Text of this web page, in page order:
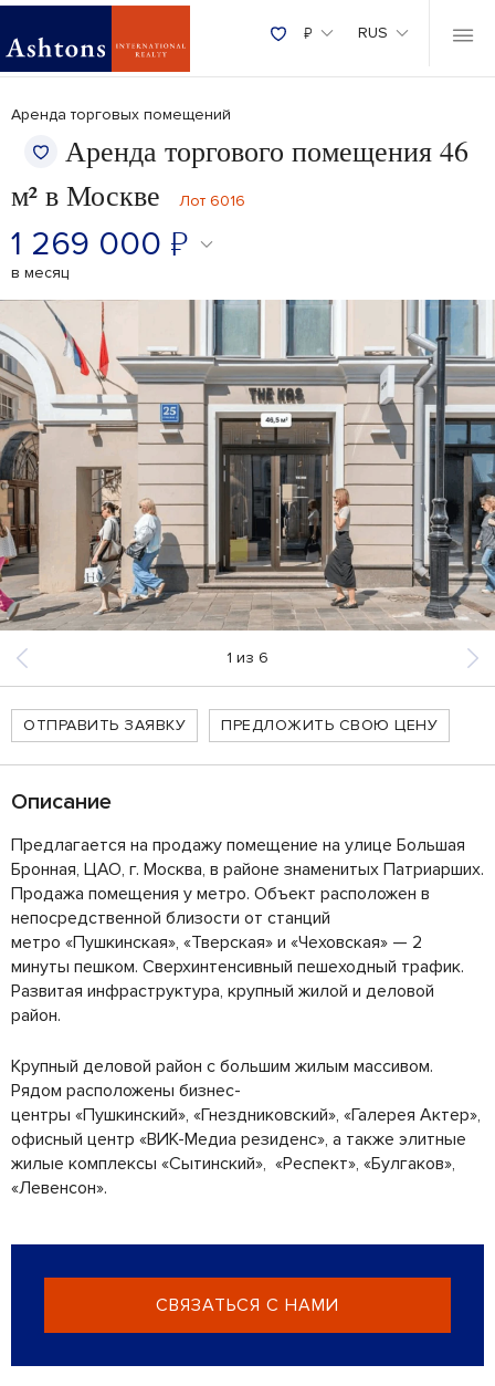
₽ RUS
Аренда торговых помещений
Аренда торгового помещения 46
м² в Москве
Лот 6016
1 269 000 ₽
в месяц
1 из 6
ОТПРАВИТЬ ЗАЯВКУ ПРЕДЛОЖИТЬ СВОЮ ЦЕНУ
Описание
Предлагается на продажу помещение на улице Большая
Бронная, ЦАО, г. Москва, в районе знаменитых Патриарших.
Продажа помещения у метро. Объект расположен в
непосредственной близости от станций
метро «Пушкинская», «Тверская» и «Чеховская» — 2
минуты пешком. Сверхинтенсивный пешеходный трафик.
Развитая инфраструктура, крупный жилой и деловой
район.
Крупный деловой район с большим жилым массивом.
Рядом расположены бизнес-
центры «Пушкинский», «Гнездниковский», «Галерея Актер»,
офисный центр «ВИК-Медиа резиденс», а также элитные
жилые комплексы «Сытинский», «Респект», «Булгаков»,
«Левенсон».
СВЯЗАТЬСЯ С НАМИ